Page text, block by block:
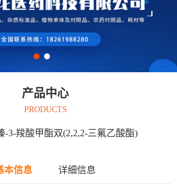
产品中心
PRODUCTS
-3-羧酸甲酯双(2,2,2-三氟乙酸酯)
本信息 详细信息